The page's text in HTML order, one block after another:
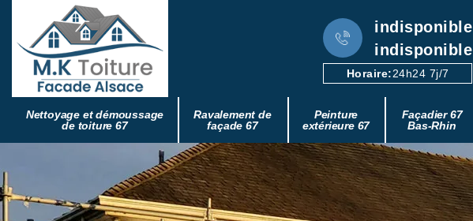
indisponible
indisponible
Horaire:24h24 7j/7
Nettoyage et démoussage
de toiture 67
Ravalement de
façade 67
Peinture
extérieure 67
Façadier 67
Bas-Rhin